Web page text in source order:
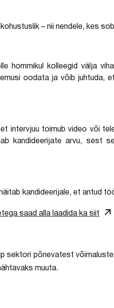
– nii nendele, kes
hommikul kolleegid välja
oodata ja võib juhtuda,
intervjuu toimub video või
kandideerijate arvu,
kandideerijale, et antud
saad alla laadida ka siit
sektori põnevatest
muuta.